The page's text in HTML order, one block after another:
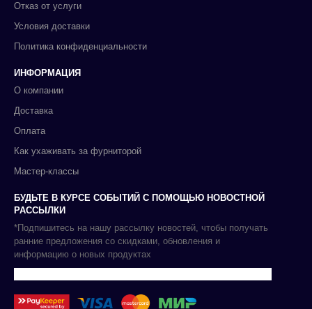
Отказ от услуги
Условия доставки
Политика конфиденциальности
ИНФОРМАЦИЯ
О компании
Доставка
Оплата
Как ухаживать за фурниторой
Мастер-классы
БУДЬТЕ В КУРСЕ СОБЫТИЙ С ПОМОЩЬЮ НОВОСТНОЙ
РАССЫЛКИ
*Подпишитесь на нашу рассылку новостей, чтобы получать
ранние предложения со скидками, обновления и
информацию о новых продуктах